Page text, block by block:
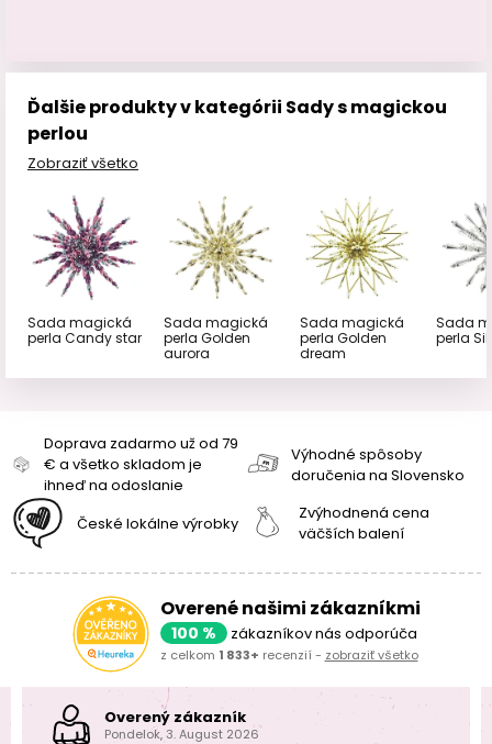
Ďalšie produkty v kategórii Sady s magickou
perlou
Zobraziť všetko
Sada magická
perla Candy star
Sada magická
perla Golden
aurora
Sada magická
perla Golden
dream
Sada
perla
Doprava zadarmo už od 79
€ a všetko skladom je
ihneď na odoslanie
Výhodné spôsoby
doručenia na Slovensko
České lokálne výrobky
Zvýhodnená cena
väčších balení
Overené našimi zákazníkmi
100 % zákazníkov nás odporúča
z celkom 1 833+ recenzií - zobraziť všetko
Overený zákazník
Pondelok, 3. August 2026